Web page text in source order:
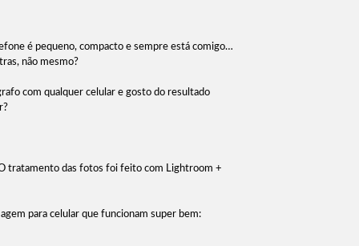
é pequeno, compacto e sempre está comigo…
não mesmo?
com qualquer celular e gosto do resultado
tratamento das fotos foi feito com Lightroom +
para celular que funcionam super bem: